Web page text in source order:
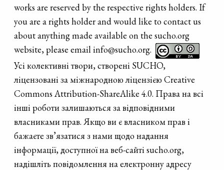
works are reserved by the respective rights holders. If
you are a rights holder and would like to contact us
about anything made available on the sucho.org
website, please email info@sucho.org.
Усі колективні твори, створені SUCHO,
ліцензовані за міжнародною ліцензією Creative
Commons Attribution-ShareAlike 4.0. Права на всі
інші роботи залишаються за відповідними
власниками прав. Якщо ви є власником прав і
бажаєте зв’язатися з нами щодо надання
інформації, доступної на веб-сайті sucho.org,
надішліть повідомлення на електронну адресу